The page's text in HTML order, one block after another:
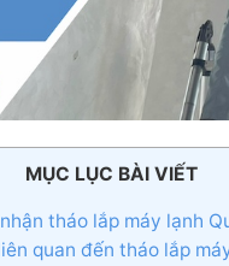
MỤC LỤC BÀI VIẾT
tháo lắp máy lạnh
quan đến tháo lắp